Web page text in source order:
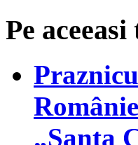
Pe aceeasi
„Santa